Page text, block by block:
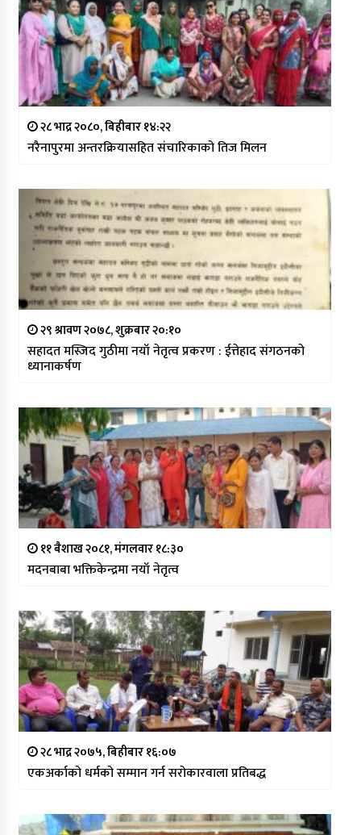
२८ भाद्र २०८०, बिहीबार १४:२२
नरैनापुरमा अन्तरक्रियासहित संचारिकाको तिज मिलन
२९ श्रावण २०७८, शुक्रबार २०:१०
सहादत मस्जिद गुठीमा नयाँ नेतृत्व प्रकरण : ईत्तेहाद संगठनको
ध्यानाकर्षण
११ बैशाख २०८१, मंगलवार १८:३०
मदनबाबा भक्तिकेन्द्रमा नयाँ नेतृत्व
२८ भाद्र २०७५, बिहीबार १६:०७
एकअर्काको धर्मको सम्मान गर्न सरोकारवाला प्रतिबद्ध